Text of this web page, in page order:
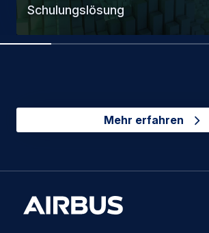
Schulungslösung
Mehr erfahren